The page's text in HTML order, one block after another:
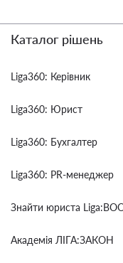
Каталог рішень
Liga360: Керівник
Liga360: Юрист
Liga360: Бухгалтер
Liga360: PR-менеджер
Знайти юриста
Академія ЛІГА:ЗАКОН